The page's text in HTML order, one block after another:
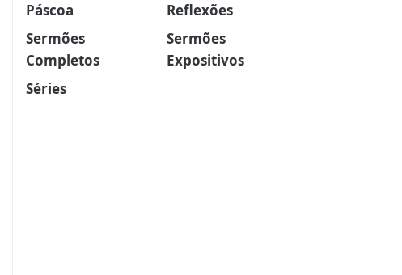
Páscoa
Reflexões
Sermões
Completos
Sermões
Expositivos
Séries